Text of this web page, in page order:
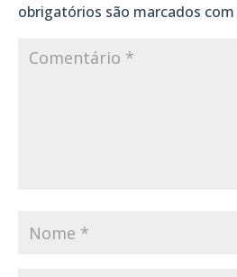
obrigatórios são marcados com